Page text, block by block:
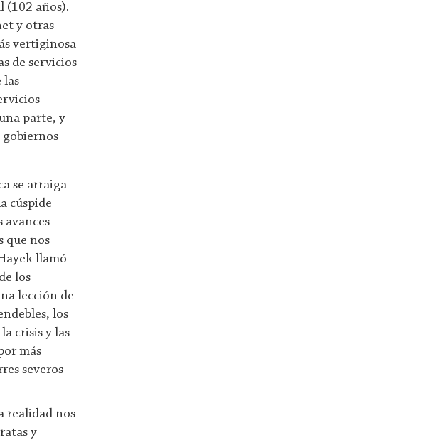
(102 años).
y otras
vertiginosa
de servicios
las
parte, y
gobiernos
se arraiga
cúspide
avances
que nos
llamó
los
lección de
los
crisis y las
más
severos
realidad nos
y